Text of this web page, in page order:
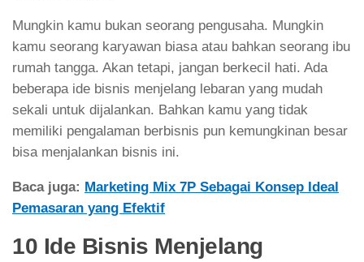
Mungkin kamu bukan seorang pengusaha. Mungkin
kamu seorang karyawan biasa atau bahkan seorang ibu
rumah tangga. Akan tetapi, jangan berkecil hati. Ada
beberapa ide bisnis menjelang lebaran yang mudah
sekali untuk dijalankan. Bahkan kamu yang tidak
memiliki pengalaman berbisnis pun kemungkinan besar
bisa menjalankan bisnis ini.
Baca juga: Marketing Mix 7P Sebagai Konsep Ideal
Pemasaran yang Efektif
10 Ide Bisnis Menjelang